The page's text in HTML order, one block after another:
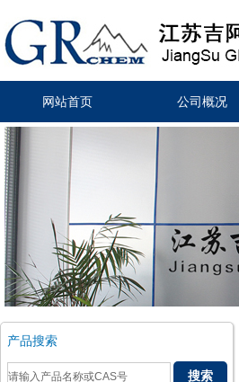
网站首页 公司概况
产品搜索